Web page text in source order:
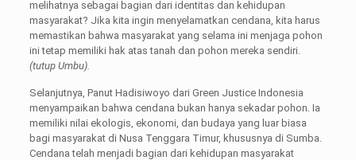
melihatnya sebagai bagian dari identitas dan kehidupan
masyarakat? Jika kita ingin menyelamatkan cendana, kita harus
memastikan bahwa masyarakat yang selama ini menjaga pohon
ini tetap memiliki hak atas tanah dan pohon mereka sendiri.
(tutup Umbu).
Selanjutnya, Panut Hadisiwoyo dari Green Justice Indonesia
menyampaikan bahwa cendana bukan hanya sekadar pohon. Ia
memiliki nilai ekologis, ekonomi, dan budaya yang luar biasa
bagi masyarakat di Nusa Tenggara Timur, khususnya di Sumba.
Cendana telah menjadi bagian dari kehidupan masyarakat